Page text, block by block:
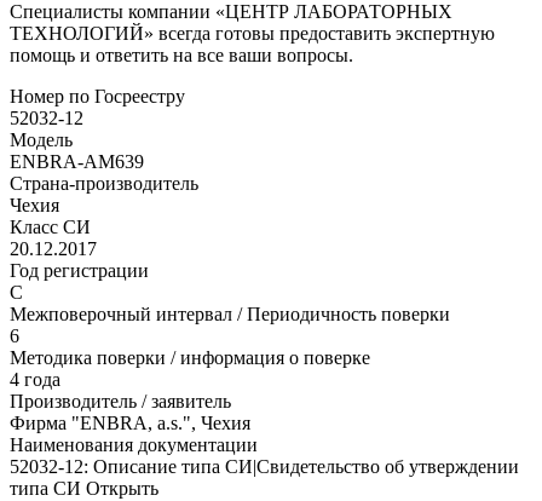
Специалисты компании «ЦЕНТР ЛАБОРАТОРНЫХ
ТЕХНОЛОГИЙ» всегда готовы предоставить экспертную
помощь и ответить на все ваши вопросы.
Номер по Госреестру
52032-12
Модель
ENBRA-АМ639
Страна-производитель
Чехия
Класс СИ
20.12.2017
Год регистрации
C
Межповерочный интервал / Периодичность поверки
6
Методика поверки / информация о поверке
4 года
Производитель / заявитель
Фирма "ENBRA, a.s.", Чехия
Наименования документации
52032-12: Описание типа СИ|Свидетельство об утверждении
типа СИ Открыть